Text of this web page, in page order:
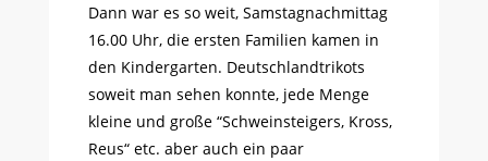
Dann war es so weit, Samstagnachmittag
16.00 Uhr, die ersten Familien kamen in
den Kindergarten. Deutschlandtrikots
soweit man sehen konnte, jede Menge
kleine und große “Schweinsteigers, Kross,
Reus“ etc. aber auch ein paar